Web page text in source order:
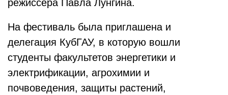
режиссера Павла Лунгина.
На фестиваль была приглашена и
делегация КубГАУ, в которую вошли
студенты факультетов энергетики и
электрификации, агрохимии и
почвоведения, защиты растений,